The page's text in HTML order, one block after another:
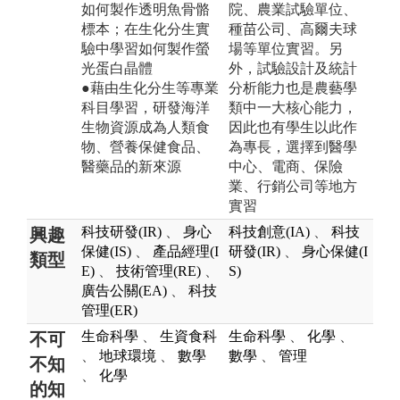
如何製作透明魚骨骼
標本；在生化分生實
驗中學習如何製作螢
光蛋白晶體
●藉由生化分生等專業
科目學習，研發海洋
生物資源成為人類食
物、營養保健食品、
醫藥品的新來源
院、農業試驗單位、
種苗公司、高爾夫球
場等單位實習。另
外，試驗設計及統計
分析能力也是農藝學
類中一大核心能力，
因此也有學生以此作
為專長，選擇到醫學
中心、電商、保險
業、行銷公司等地方
實習
興趣
類型
科技研發(IR)
身心
保健(IS)
產品經理(I
E)
技術管理(RE)
廣告公關(EA)
科技
管理(ER)
科技創意(IA)
科技
研發(IR)
身心保健(I
S)
不可
不知
的知
生命科學
生資食科
地球環境
數學
化學
生命科學 化學
數學
管理